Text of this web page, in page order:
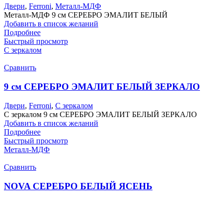
Двери, Ferroni, Металл-МДФ
Металл-МДФ 9 см СЕРЕБРО ЭМАЛИТ БЕЛЫЙ
Добавить в список желаний
Подробнее
Быстрый просмотр
С зеркалом
Сравнить
9 см СЕРЕБРО ЭМАЛИТ БЕЛЫЙ ЗЕРКАЛО
Двери, Ferroni, С зеркалом
С зеркалом 9 см СЕРЕБРО ЭМАЛИТ БЕЛЫЙ ЗЕРКАЛО
Добавить в список желаний
Подробнее
Быстрый просмотр
Металл-МДФ
Сравнить
NOVA СЕРЕБРО БЕЛЫЙ ЯСЕНЬ